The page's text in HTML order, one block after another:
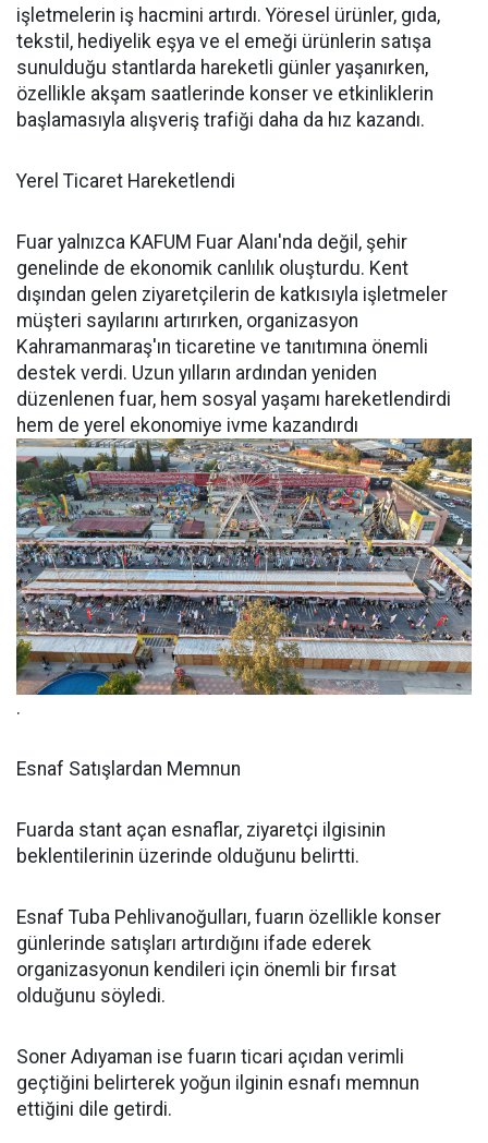
işletmelerin iş hacmini artırdı. Yöresel ürünler, gıda,
tekstil, hediyelik eşya ve el emeği ürünlerin satışa
sunulduğu stantlarda hareketli günler yaşanırken,
özellikle akşam saatlerinde konser ve etkinliklerin
başlamasıyla alışveriş trafiği daha da hız kazandı.
Yerel Ticaret Hareketlendi
Fuar yalnızca KAFUM Fuar Alanı'nda değil, şehir
genelinde de ekonomik canlılık oluşturdu. Kent
dışından gelen ziyaretçilerin de katkısıyla işletmeler
müşteri sayılarını artırırken, organizasyon
Kahramanmaraş'ın ticaretine ve tanıtımına önemli
destek verdi. Uzun yılların ardından yeniden
düzenlenen fuar, hem sosyal yaşamı hareketlendirdi
hem de yerel ekonomiye ivme kazandırdı
.
Esnaf Satışlardan Memnun
Fuarda stant açan esnaflar, ziyaretçi ilgisinin
beklentilerinin üzerinde olduğunu belirtti.
Esnaf Tuba Pehlivanoğulları, fuarın özellikle konser
günlerinde satışları artırdığını ifade ederek
organizasyonun kendileri için önemli bir fırsat
olduğunu söyledi.
Soner Adıyaman ise fuarın ticari açıdan verimli
geçtiğini belirterek yoğun ilginin esnafı memnun
ettiğini dile getirdi.